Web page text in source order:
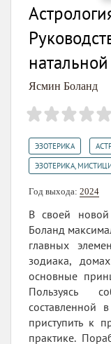
Ясмин Боланд
ЭЗОТЕРИКА
ЭЗОТЕРИКА,
Год выхода: 2024
В своей новой
Боланд
главных
зодиака,
основные
Пользуясь
составленной
приступить к
практике.